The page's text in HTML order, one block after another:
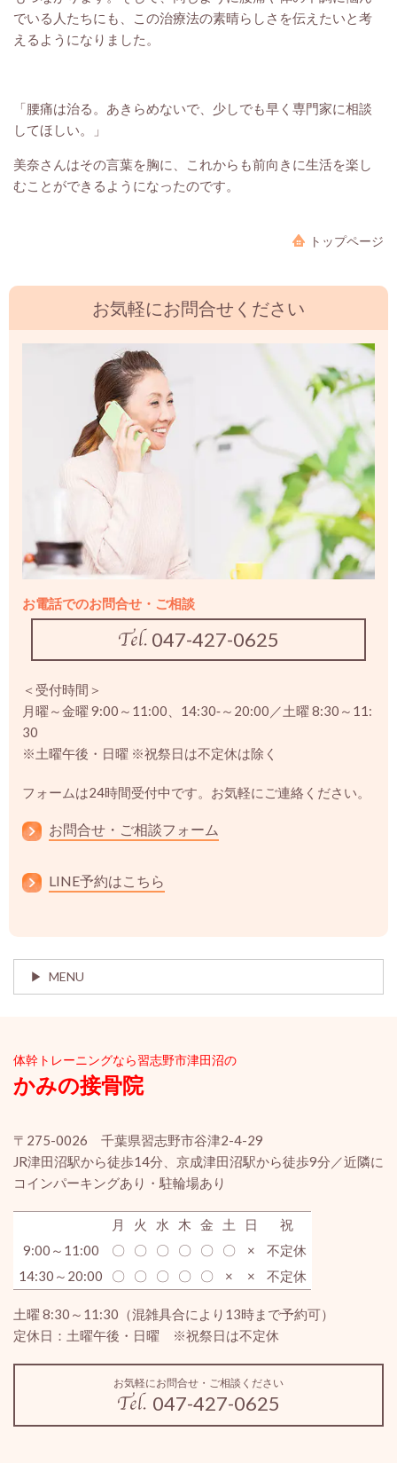
でいる人たちにも、この治療法の素晴らしさを伝えたいと考
えるようになりました。
「腰痛は治る。あきらめないで、少しでも早く専門家に相談
してほしい。」
美奈さんはその言葉を胸に、これからも前向きに生活を楽し
むことができるようになったのです。
トップページ
お気軽にお問合せください
お電話でのお問合せ・ご相談
047-427-0625
＜受付時間＞
月曜～金曜 9:00～11:00、14:30‐～20:00／土曜 8:30～11:
30
※土曜午後・日曜 ※祝祭日は不定休は除く
フォームは24時間受付中です。お気軽にご連絡ください。
お問合せ・ご相談フォーム
LINE予約はこちら
MENU
体幹ト レーニングなら習志野市津田沼の
かみの接骨院
〒275-0026 千葉県習志野市谷津2-4-29
JR津田沼駅から徒歩14分、京成津田沼駅から徒歩9分／近隣に
コインパーキングあり・駐輪場あり
月 火 水 木 金 土 日
祝
9:00～11:00
〇 〇 〇 〇 〇 〇 ×
不定休
14:30～20:00
〇 〇 〇 〇 〇 × × 不定休
土曜 8:30～11:30（混雑具合により13時まで予約可）
定休日：土曜午後・日曜 ※祝祭日は不定休
お気軽にお問合せ・ご相談ください
047-427-0625